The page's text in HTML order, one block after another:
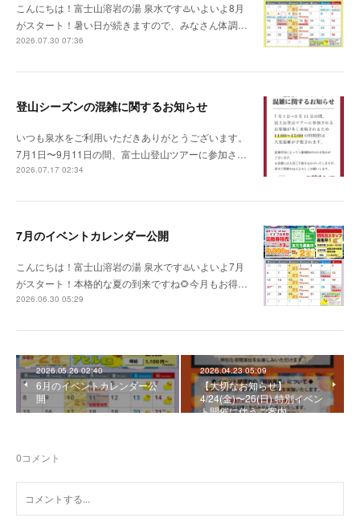
こんにちは！富士山溶岩の湯 泉水です♨️いよいよ8月
がスタート！暑い日が続きますので、みなさん体調…
2026.07.30 07:36
登山シーズンの混雑に関するお知らせ
いつも泉水をご利用いただきありがとうございます。
7月1日〜9月11日の間、富士山登山ツアーに参加さ…
2026.07.17 02:34
7月のイベントカレンダー公開
こんにちは！富士山溶岩の湯 泉水です♨️いよいよ7月
がスタート！本格的な夏の到来ですね🌻今月もお得…
2026.06.30 05:29
2026.05.26 02:40
6月のイベントカレンダー公
開
2026.04.23 05:09
【大切なお知らせ】
4/24(金)〜26(日) 特別イベン
ト開催に伴うご案内
0コメント